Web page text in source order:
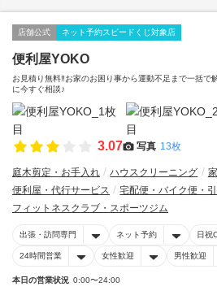
店舗公式 ネット予約スピードくじ対象店
便利屋YOKO
お見積り無料‼︎お家のお困り事から運動不足まで一括で
に今すぐ相談♪
3.07 写真 13枚
庭木剪定・お手入れ ハウスクリーニング
便利屋・代行サービス
宅配便・バイク便・
フィットネスクラブ・スポーツジム
出張・訪問専門 ネット予約 日祝
24時間営業 女性歓迎 男性歓迎
本日の営業状況 0:00〜24:00